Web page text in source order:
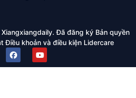
Đã đăng ký Bản quyền
Điều khoản và điều kiện Lidercare